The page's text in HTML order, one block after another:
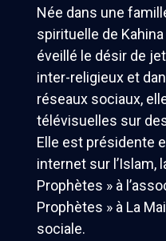
Née dans une
spirituelle de
éveillé le désir de
inter-religieux et
réseaux sociaux,
télévisuelles sur
Elle est présidente
internet sur l’Islam,
Prophètes » à
Prophètes » à La
sociale.